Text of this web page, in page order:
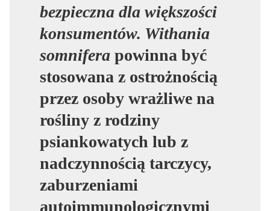
bezpieczna dla większości
konsumentów. Withania
somnifera powinna być
stosowana z ostrożnością
przez osoby wrażliwe na
rośliny z rodziny
psiankowatych lub z
nadczynnością tarczycy,
zaburzeniami
autoimmunologicznymi